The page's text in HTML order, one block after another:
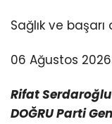
Sağlık ve
06 Ağustos 2026
Rifat Serdaroğlu
DOĞRU Parti